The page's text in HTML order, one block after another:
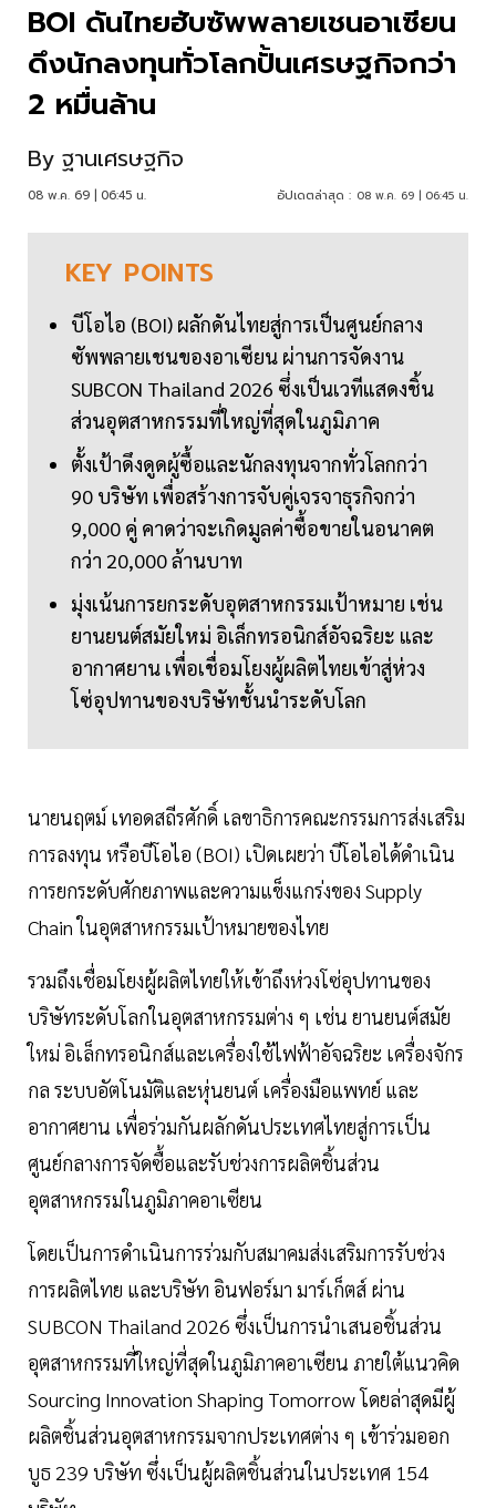
BOI ดันไทยฮับซัพพลายเชนอาเซียน
ดึงนักลงทุนทั่วโลกปั้นเศรษฐกิจกว่า
2 หมื่นล้าน
By ฐานเศรษฐกิจ
08 พ.ค. 69 | 06:45 น. อัปเดตล่าสุด : 08 พ.ค. 69 | 06:45 น.
KEY POINTS
บีโอไอ (BOI) ผลักดันไทยสู่การเป็นศูนย์กลาง
ซัพพลายเชนของอาเซียน ผ่านการจัดงาน
SUBCON Thailand 2026 ซึ่งเป็นเวทีแสดงชิ้น
ส่วนอุตสาหกรรมที่ใหญ่ที่สุดในภูมิภาค
ตั้งเป้าดึงดูดผู้ซื้อและนักลงทุนจากทั่วโลกกว่า
90 บริษัท เพื่อสร้างการจับคู่เจรจาธุรกิจกว่า
9,000 คู่ คาดว่าจะเกิดมูลค่าซื้อขายในอนาคต
กว่า 20,000 ล้านบาท
มุ่งเน้นการยกระดับอุตสาหกรรมเป้าหมาย เช่น
ยานยนต์สมัยใหม่ อิเล็กทรอนิกส์อัจฉริยะ และ
อากาศยาน เพื่อเชื่อมโยงผู้ผลิตไทยเข้าสู่ห่วง
โซ่อุปทานของบริษัทชั้นนำระดับโลก
นายนฤตม์ เทอดสถีรศักดิ์ เลขาธิการคณะกรรมการส่งเสริม
การลงทุน หรือบีโอไอ (BOI) เปิดเผยว่า บีโอไอได้ดำเนิน
การยกระดับศักยภาพและความแข็งแกร่งของ Supply
Chain ในอุตสาหกรรมเป้าหมายของไทย
รวมถึงเชื่อมโยงผู้ผลิตไทยให้เข้าถึงห่วงโซ่อุปทานของ
บริษัทระดับโลกในอุตสาหกรรมต่าง ๆ เช่น ยานยนต์สมัย
ใหม่ อิเล็กทรอนิกส์และเครื่องใช้ไฟฟ้าอัจฉริยะ เครื่องจักร
กล ระบบอัตโนมัติและหุ่นยนต์ เครื่องมือแพทย์ และ
อากาศยาน เพื่อร่วมกันผลักดันประเทศไทยสู่การเป็น
ศูนย์กลางการจัดซื้อและรับช่วงการผลิตชิ้นส่วน
อุตสาหกรรมในภูมิภาคอาเซียน
โดยเป็นการดำเนินการร่วมกับสมาคมส่งเสริมการรับช่วง
การผลิตไทย และบริษัท อินฟอร์มา มาร์เก็ตส์ ผ่าน
SUBCON Thailand 2026 ซึ่งเป็นการนำเสนอชิ้นส่วน
อุตสาหกรรมที่ใหญ่ที่สุดในภูมิภาคอาเซียน ภายใต้แนวคิด
Sourcing Innovation Shaping Tomorrow โดยล่าสุดมีผู้
ผลิตชิ้นส่วนอุตสาหกรรมจากประเทศต่าง ๆ เข้าร่วมออก
บูธ 239 บริษัท ซึ่งเป็นผู้ผลิตชิ้นส่วนในประเทศ 154